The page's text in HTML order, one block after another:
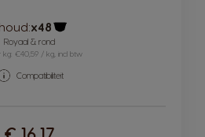
x48
Pictogram capsule
Royaal & rond
kg: €40,59 / kg, incl btw
Compatibiliteit